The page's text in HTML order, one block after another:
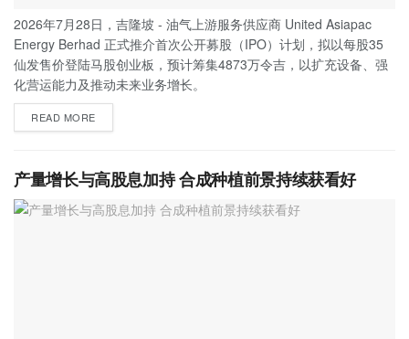
2026年7月28日，吉隆坡 - 油气上游服务供应商 United Asiapac
Energy Berhad 正式推介首次公开募股（IPO）计划，拟以每股35
仙发售价登陆马股创业板，预计筹集4873万令吉，以扩充设备、强
化营运能力及推动未来业务增长。
READ MORE
产量增长与高股息加持 合成种植前景持续获看好